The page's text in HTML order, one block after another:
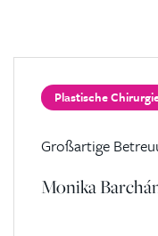
Plastische
Großartige
Monika